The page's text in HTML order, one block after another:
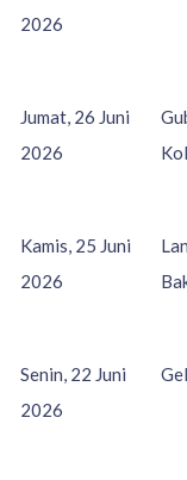
2026
Jumat, 26 Juni
2026
Kamis, 25 Juni
2026
Senin, 22 Juni
2026